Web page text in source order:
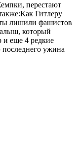
перестают
Гитлеру
лишили фашистов
который
и еще 4 редкие
ужина